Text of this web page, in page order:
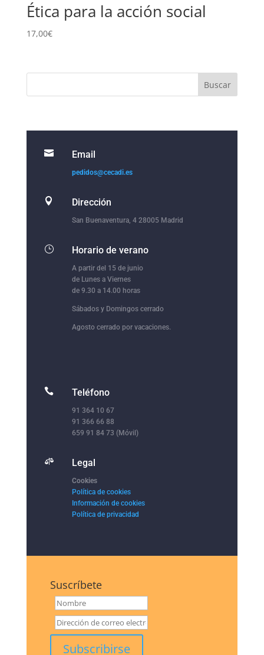
Ética para la acción social
17,00€
 Email
pedidos@cecadi.es
 Dirección
San Buenaventura, 4 28005 Madrid
} Horario de verano
A partir del 15 de junio
de Lunes a Viernes
de 9.30 a 14.00 horas
Sábados y Domingos cerrado
Agosto cerrado por vacaciones.
 Teléfono
91 364 10 67
91 366 66 88
659 91 84 73 (Móvil)
 Legal
Cookies
Política de cookies
Información de cookies
Política de privacidad
Suscríbete